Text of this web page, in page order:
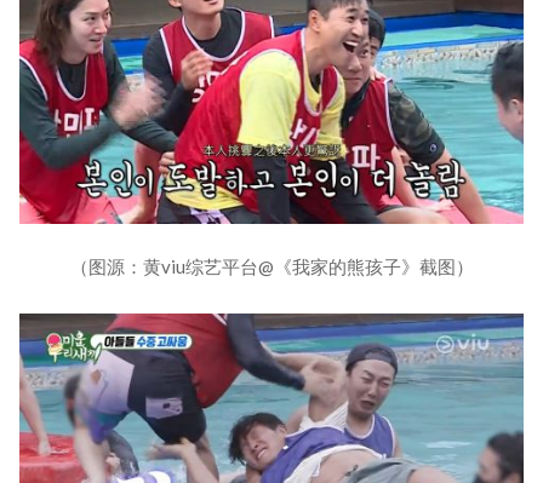
（图源：黄viu综艺平台@《我家的熊孩子》截图）